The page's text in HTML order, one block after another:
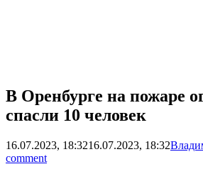
В Оренбурге на пожаре
спасли 10 человек
16.07.2023, 18:3216.07.2023, 18:32
comment